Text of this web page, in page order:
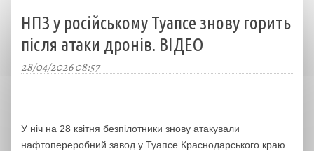
НПЗ у російському Туапсе знову горить
після атаки дронів. ВІДЕО
28/04/2026 08:57
У ніч на 28 квітня безпілотники знову атакували
нафтопереробний завод у Туапсе Краснодарського краю